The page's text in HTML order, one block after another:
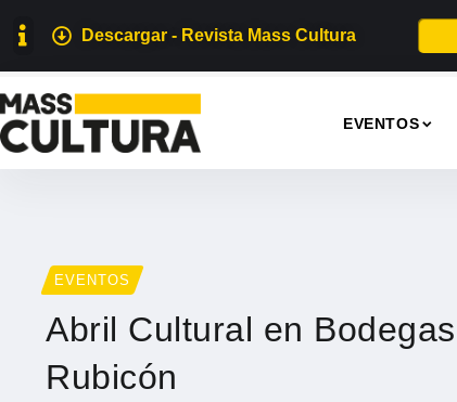
Descargar - Revista Mass Cultura
EVENTOS
EVENTOS
Abril Cultural en Bodegas
Rubicón